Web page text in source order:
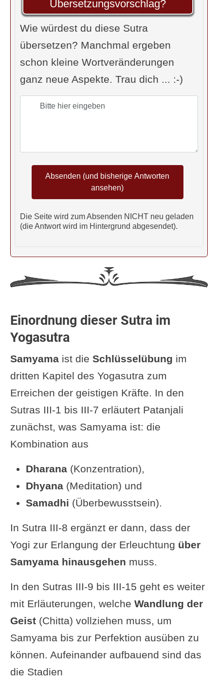
Eindrücke, die durch ungefärbte
verstehen.“
konzentriert, erhält man Einblick in
das Bewusstsein dieser Person.“
auf das Denken anderer Menschen
T.K.V. Desikachar: „Wenn wir in der
Meditation die Veränderungen in
erforschen und verstehen …“
G. Pradīpaka: „
über den Geist (citta) der anderen
(para) wird durch das Üben von
Saṁyama auf die Begriffe [englisch:
notions] (pratyayasya) erreicht.“
12koerbe.de: „... fremden
Bewusstseins Erkenntnis“
Hariharananda Aranya: „(Durch das
Üben vonSamyama) auf
Vorstellungen, wird dasWissen
I. K. Taimni: „(Durch direkte
Wahrnehmung durch Samyama) des
Bildes, das den Geist besetzt
Wissen über den Geist anderer.“
Vyasa Houston: „(Durch direkte
Wahrnehmung) eines Pratyaya
Wissen über das Citta eines
anderen.“
Barbara Miller: „Durch direkte
Übersetzungsvorschlag?
Wie würdest du diese Sutra
übersetzen? Manchmal ergeben
schon kleine Wortveränderungen
ganz neue Aspekte. Trau dich ... :-)
Die Seite wird zum Absenden NICHT neu geladen
(die Antwort wird im Hintergrund abgesendet).
Einordnung dieser Sutra im
Yogasutra
Samyama ist die Schlüsselübung im
dritten Kapitel des Yogasutra zum
Erreichen der geistigen Kräfte. In den
Sutras III-1 bis III-7 erläutert Patanjali
zunächst, was Samyama ist: die
Kombination aus
Dharana (Konzentration),
Dhyana (Meditation) und
Samadhi (Überbewusstsein).
In Sutra III-8 ergänzt er dann, dass der
Yogi zur Erlangung der Erleuchtung über
Samyama hinausgehen muss.
In den Sutras III-9 bis III-15 geht es weiter
mit Erläuterungen, welche Wandlung der
Geist(Chitta) vollziehen muss, um
Samyama bis zur Perfektion ausüben zu
können. Aufeinander aufbauend sind das
die Stadien